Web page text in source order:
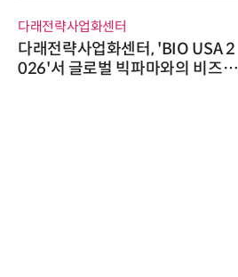
다래전략사업화센터
다래전략사업화센터, 'BIO USA 2
026'서 글로벌 빅파마와의 비즈니